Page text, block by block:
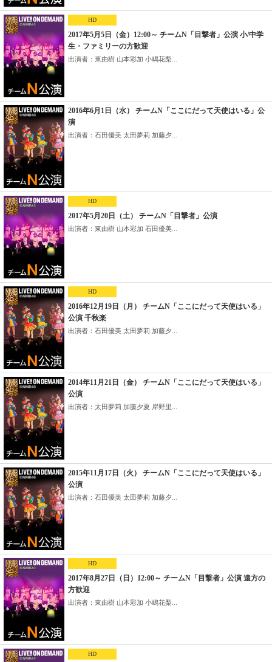
HD
2017年5月5日（金）12:00～ チームN「目撃者」公演 小/中学
生・ファミリーの方歓迎
出演者：東由樹 山本彩加 小嶋花梨...
2016年6月1日（水） チームN「ここにだって天使はいる」公
演
出演者：石田優美 太田夢莉 加藤夕...
HD
2017年5月20日（土） チームN「目撃者」公演
出演者：東由樹 山本彩加 石田優美...
HD
2016年12月19日（月） チームN「ここにだって天使はいる」
公演 千秋楽
出演者：石田優美 太田夢莉 加藤夕...
2014年11月21日（金） チームN「ここにだって天使はいる」
公演
出演者：太田夢莉 加藤夕夏 岸野里...
2015年11月17日（火） チームN「ここにだって天使はいる」
公演
出演者：石田優美 太田夢莉 加藤夕...
HD
2017年8月27日（日）12:00～ チームN「目撃者」公演 遠方の
方歓迎
出演者：東由樹 山本彩加 小嶋花梨...
HD